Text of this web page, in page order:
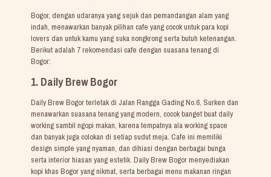
Bogor, dengan udaranya yang sejuk dan pemandangan alam yang
indah, menawarkan banyak pilihan cafe yang cocok untuk para kopi
lovers dan untuk kamu yang suka nongkrong serta butuh ketenangan.
Berikut adalah 7 rekomendasi cafe dengan suasana tenang di
Bogor:
1. Daily Brew Bogor
Daily Brew Bogor terletak di Jalan Rangga Gading No.6, Surken dan
menawarkan suasana tenang yang modern, cocok banget buat daily
working sambil ngopi makan, karena tempatnya ala working space
dan banyak juga colokan di setiap sudut meja. Cafe ini memiliki
design simple yang nyaman, dan dihiasi dengan berbagai bunga
serta interior hiasan yang estetik. Daily Brew Bogor menyediakan
kopi khas Bogor yang nikmat, serta berbagai menu makanan ringan